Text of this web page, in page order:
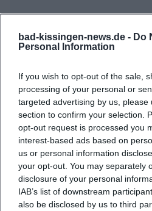
bad-kissingen-news.de - Do
Personal Information
If you wish to opt-out of the sale,
processing of your personal or
targeted advertising by us, please
section to confirm your selection.
opt-out request is processed you
interest-based ads based on
us or personal information
your opt-out. You may separately
disclosure of your personal
IAB’s list of downstream
also be disclosed by us to third
Häufig gestellte
Wann sind die
Wo liegt das Messegelände?
Was kann man auf der Expo
Wie viel kostet der Eintritt?